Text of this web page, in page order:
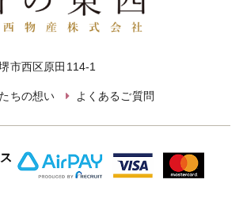
市西区原田114-1
ちの想い よくあるご質問